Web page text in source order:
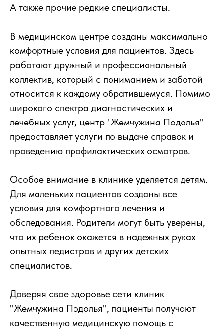
А также прочие редкие специалисты.
В медицинском центре созданы максимально
комфортные условия для пациентов. Здесь
работают дружный и профессиональный
коллектив, который с пониманием и заботой
относится к каждому обратившемуся. Помимо
широкого спектра диагностических и
лечебных услуг, центр "Жемчужина Подолья"
предоставляет услуги по выдаче справок и
проведению профилактических осмотров.
Особое внимание в клинике уделяется детям.
Для маленьких пациентов созданы все
условия для комфортного лечения и
обследования. Родители могут быть уверены,
что их ребенок окажется в надежных руках
опытных педиатров и других детских
специалистов.
Доверяя свое здоровье сети клиник
"Жемчужина Подолья", пациенты получают
качественную медицинскую помощь с